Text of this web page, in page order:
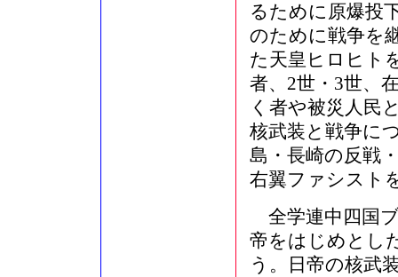
るために原爆投
のために戦争を
た天皇ヒロヒト
者、2世・3世、
く者や被災人民
核武装と戦争に
島・長崎の反戦
右翼ファシスト
全学連中四国
帝をはじめとし
う。日帝の核武